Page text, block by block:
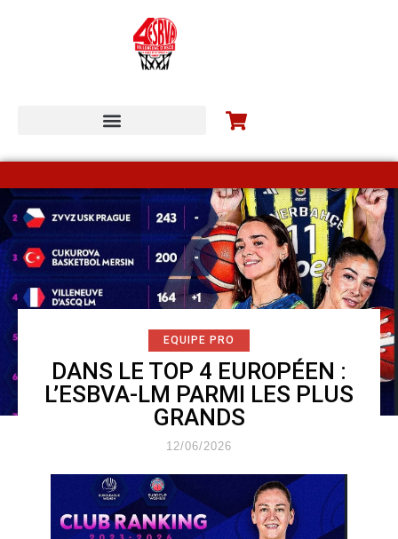
EQUIPE PRO
DANS LE TOP 4 EUROPÉEN :
L’ESBVA-LM PARMI LES PLUS
GRANDS
12/06/2026